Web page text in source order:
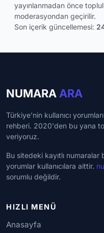
yayınlanmadan önce
moderasyondan geçirilir.
Son içerik güncellemesi:
NUMARA ARA
Türkiye'nin kullanıcı
rehberi. 2020'den bu yana
veriyoruz.
Bu sitedeki kayıtlı numaralar
yorumlar kullanıcılara aittir.
sorumlu değildir.
HIZLI MENÜ
Anasayfa